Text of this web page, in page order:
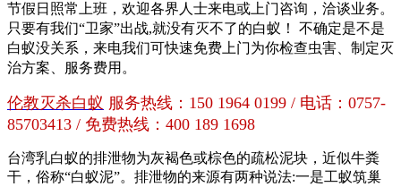
节假日照常上班，欢迎各界人士来电或上门咨询，洽谈业务。
只要有我们“卫家”出战,就没有灭不了的白蚁！ 不确定是不是
白蚁没关系，来电我们可快速免费上门为你检查虫害、制定灭
治方案、服务费用。
伦教灭杀白蚁 服务热线：150 1964 0199 / 电话：0757-
85703413 / 免费热线：400 189 1698
台湾乳白蚁的排泄物为灰褐色或棕色的疏松泥块，近似牛粪
干，俗称“白蚁泥”。排泄物的来源有两种说法:一是工蚁筑巢